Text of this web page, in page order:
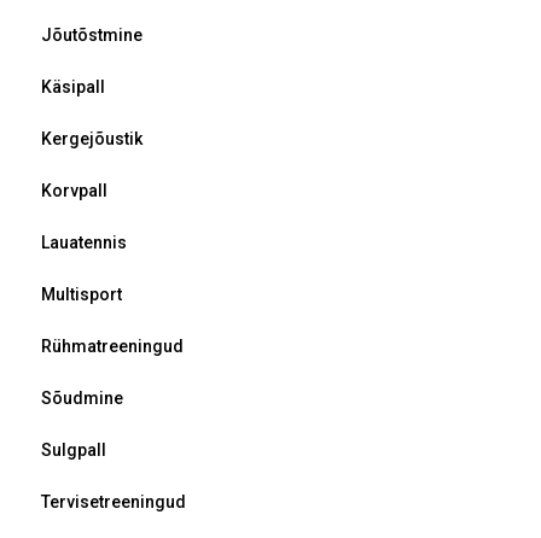
Jõutõstmine
Käsipall
Kergejõustik
Korvpall
Lauatennis
Multisport
Rühmatreeningud
Sõudmine
Sulgpall
Tervisetreeningud